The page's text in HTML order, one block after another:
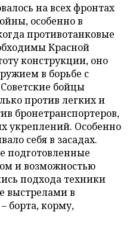
на всех фронтах
особенно в
противотанковые
Красной
конструкции, оно
в борьбе с
бойцы
против легких и
бронетранспортеров,
укреплений. Особенно
себя в засадах.
подготовленные
и возможностью
подхода техники
выстрелами в
борта, корму,